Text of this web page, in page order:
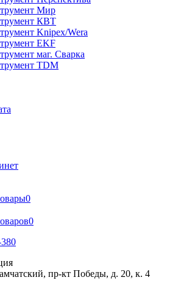
Мир
КВТ
Knipex/Wera
EKF
маг. Сварка
TDM
0
0
пр-кт Победы, д. 20, к. 4